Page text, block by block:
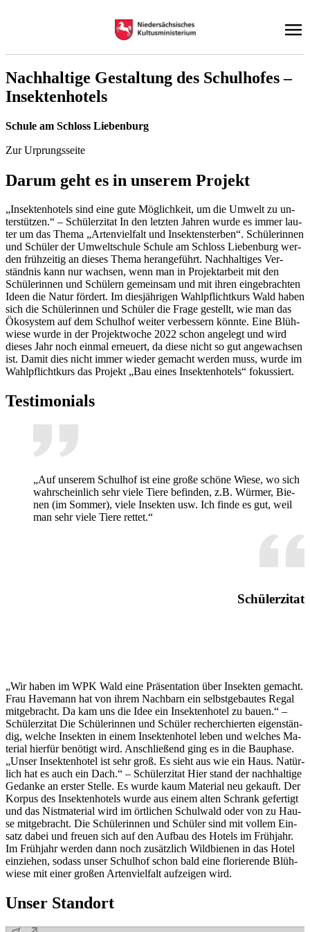
Nach­hal­ti­ge Ge­stal­tung des Schul­ho­fes –
In­sek­ten­ho­tels
Schu­le am Schloss Lie­ben­burg
Zur Urprungsseite
Dar­um geht es in un­se­rem Pro­jekt
„In­sek­ten­ho­tels sind eine gute Mög­lich­keit, um die Um­welt zu un­
ter­stüt­zen.“ – Schü­ler­zi­tat In den letz­ten Jah­ren wur­de es im­mer lau­
ter um das The­ma „Ar­ten­viel­falt und In­sek­ten­ster­ben“. Schü­le­rin­nen
und Schü­ler der Um­welt­schu­le Schu­le am Schloss Lie­ben­burg wer­
den früh­zei­tig an die­ses The­ma her­an­ge­führt. Nach­hal­ti­ges Ver­
ständ­nis kann nur wach­sen, wenn man in Pro­jekt­ar­beit mit den
Schü­le­rin­nen und Schü­lern ge­mein­sam und mit ih­ren ein­ge­brach­ten
Ideen die Na­tur för­dert. Im dies­jäh­ri­gen Wahl­pflicht­kurs Wald ha­ben
sich die Schü­le­rin­nen und Schü­ler die Fra­ge ge­stellt, wie man das
Öko­sys­tem auf dem Schul­hof wei­ter ver­bes­sern könn­te. Eine Blüh­
wie­se wur­de in der Pro­jekt­wo­che 2022 schon an­ge­legt und wird
die­ses Jahr noch ein­mal er­neu­ert, da die­se nicht so gut an­ge­wach­sen
ist. Da­mit dies nicht im­mer wie­der ge­macht wer­den muss, wur­de im
Wahl­pflicht­kurs das Pro­jekt „Bau ei­nes In­sek­ten­ho­tels“ fo­kus­siert.
Tes­ti­mo­ni­als
„Auf un­se­rem Schul­hof ist eine gro­ße schö­ne Wie­se, wo sich
wahr­schein­lich sehr vie­le Tie­re be­fin­den, z.B. Wür­mer, Bie­
nen (im Som­mer), vie­le In­sek­ten usw. Ich fin­de es gut, weil
man sehr vie­le Tie­re ret­tet.“
Schülerzitat
„Wir ha­ben im WPK Wald eine Prä­sen­ta­ti­on über In­sek­ten ge­macht.
Frau Ha­ve­mann hat von ih­rem Nach­barn ein selbst­ge­bau­tes Re­gal
mit­ge­bracht. Da kam uns die Idee ein In­sek­ten­ho­tel zu bau­en.“ –
Schü­ler­zi­tat Die Schü­le­rin­nen und Schü­ler re­cher­chier­ten ei­gen­stän­
dig, wel­che In­sek­ten in ei­nem In­sek­ten­ho­tel le­ben und wel­ches Ma­
te­ri­al hier­für be­nö­tigt wird. An­schlie­ßend ging es in die Bau­pha­se.
„Un­ser In­sek­ten­ho­tel ist sehr groß. Es sieht aus wie ein Haus. Na­tür­
lich hat es auch ein Dach.“ – Schü­ler­zi­tat Hier stand der nach­hal­ti­ge
Ge­dan­ke an ers­ter Stel­le. Es wur­de kaum Ma­te­ri­al neu ge­kauft. Der
Kor­pus des In­sek­ten­ho­tels wur­de aus ei­nem al­ten Schrank ge­fer­tigt
und das Nist­ma­te­ri­al wird im ört­li­chen Schul­wald oder von zu Hau­
se mit­ge­bracht. Die Schü­le­rin­nen und Schü­ler sind mit vol­lem Ein­
satz da­bei und freu­en sich auf den Auf­bau des Ho­tels im Früh­jahr.
Im Früh­jahr wer­den dann noch zu­sätz­lich Wild­bie­nen in das Ho­tel
ein­zie­hen, so­dass un­ser Schul­hof schon bald eine flo­rie­ren­de Blüh­
wie­se mit ei­ner gro­ßen Ar­ten­viel­falt auf­zei­gen wird.
Un­ser Stand­ort